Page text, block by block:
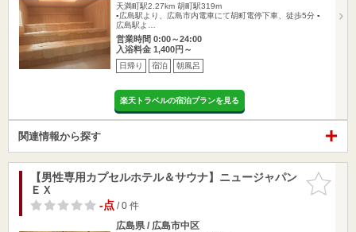
天満町駅2.27km 胡町駅319m
▪︎広島駅より、広島市内電車にて胡町電停下車、徒歩5分 ▪
広島駅よ…
営業時間 0:00～24:00
入浴料金 1,400円～
日帰り 宿泊 朝風呂
楽天トラベルの宿泊プランを見る
関連情報から探す
お気に入
りに追加
【男性専用カプセルホテル＆サウナ】ニュージャパン
ＥＸ
-点/ 0 件
広島県 / 広島市中区